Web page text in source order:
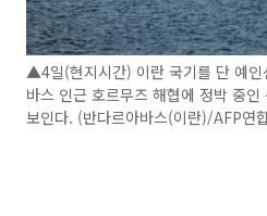
▲4일(현지시간) 이란 국기를 단 예인
바스 인근 호르무즈 해협에 정박 중
보인다. (반다르아바스(이란)/AFP연